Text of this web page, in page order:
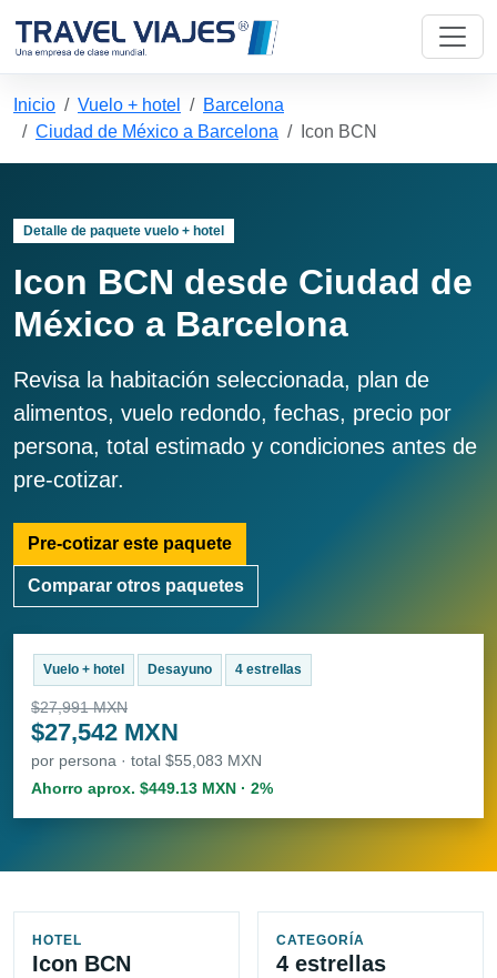
Inicio Vuelo + hotel
Barcelona
Ciudad de México a Barcelona
Icon BCN
Detalle de paquete vuelo + hotel
Icon BCN desde Ciudad de
México a Barcelona
Revisa la habitación seleccionada, plan de
alimentos, vuelo redondo, fechas, precio por
persona, total estimado y condiciones antes de
pre-cotizar.
Pre-cotizar este paquete
Comparar otros paquetes
Vuelo + hotel Desayuno 4 estrellas
$27,991 MXN
$27,542 MXN
por persona · total $55,083 MXN
Ahorro aprox. $449.13 MXN · 2%
HOTEL
Icon BCN
CATEGORÍA
4 estrellas